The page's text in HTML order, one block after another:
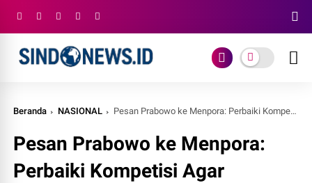
Beranda NASIONAL Pesan Prabowo ke Menpora: Perbaiki Kompetisi Agar Hasilkan Timnas yang Bisa Lolos Piala Dunia
Pesan Prabowo ke Menpora:
Perbaiki Kompetisi Agar